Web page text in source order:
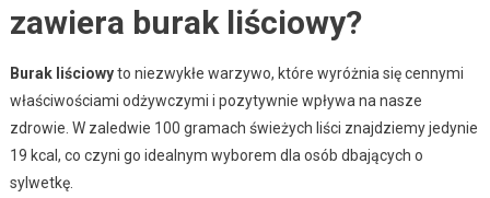
zawiera burak liściowy?
Burak liściowyto niezwykłe warzywo, które wyróżnia się cennymi
właściwościami odżywczymi i pozytywnie wpływa na nasze
zdrowie. W zaledwie 100 gramach świeżych liści znajdziemy jedynie
19 kcal, co czyni go idealnym wyborem dla osób dbających o
sylwetkę.